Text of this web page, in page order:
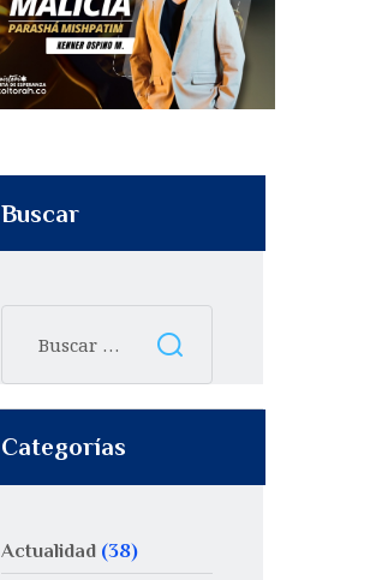
Buscar
Categorías
Actualidad (38)